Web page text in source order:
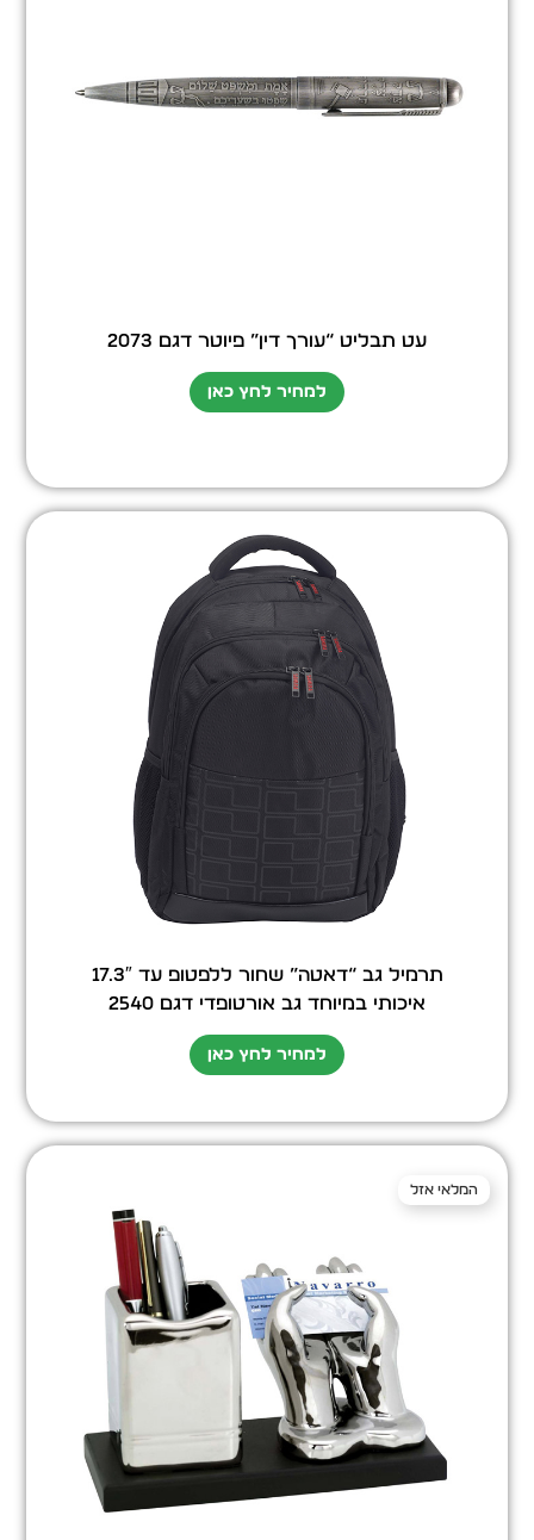
עט תבליט “עורך דין” פיוטר דגם 2073
למחיר לחץ כאן
תרמיל גב “דאטה” שחור ללפטופ עד 17.3″
איכותי במיוחד גב אורטופדי דגם 2540
למחיר לחץ כאן
המלאי אזל